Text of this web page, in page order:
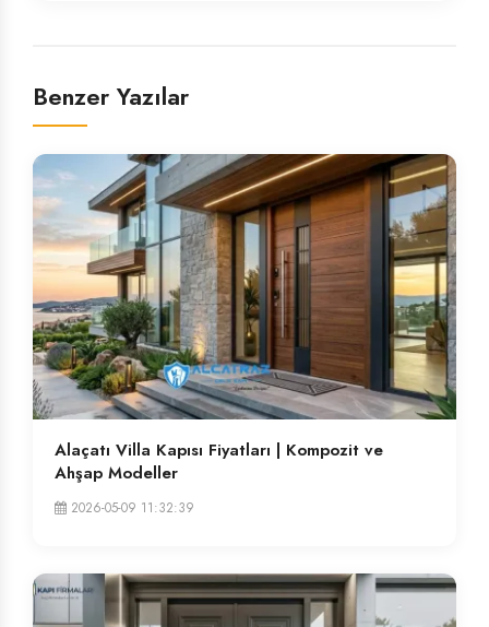
Benzer Yazılar
Alaçatı Villa Kapısı Fiyatları | Kompozit ve
Ahşap Modeller
2026-05-09 11:32:39